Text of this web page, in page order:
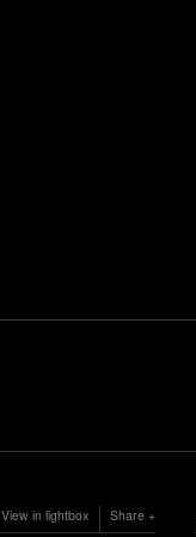
View in lightbox Share